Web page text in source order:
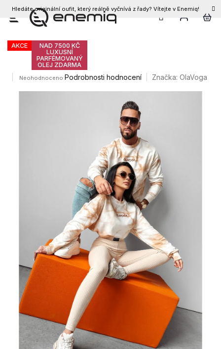
Přejít
Hledáte originální oufit, který reálně vyčnívá z řady? Vítejte v Enemiq!
CZK
Olavoga Colm unisex mikina
AKCE
NAD 7500 KČ
LUXUSNÍ
PARFÉMOVANÝ
OLEJ ZDARMA
Průměrné
Neohodnoceno Podrobnosti hodnocení Značka: OlaVoga